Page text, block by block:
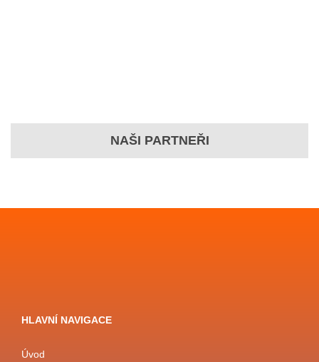
NAŠI PARTNEŘI
HLAVNÍ NAVIGACE
Úvod